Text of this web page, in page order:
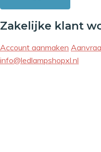
Zakelijke klant
Account aanmaken
info@ledlampshopxl.nl